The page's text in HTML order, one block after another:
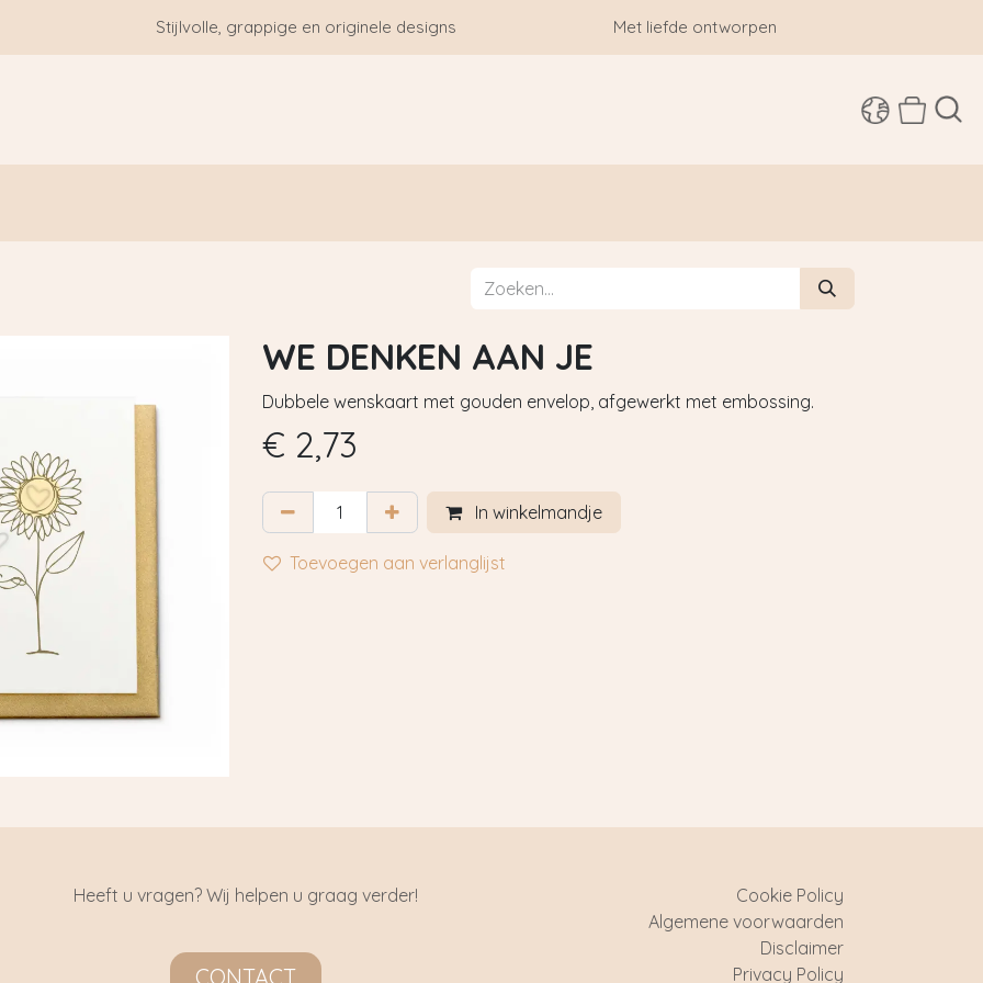
Stijlvolle, grappige en originele designs Met liefde ontworpen
WE DENKEN AAN JE
Dubbele wenskaart met gouden envelop, afgewerkt met embossing.
€ 2,73
In winkelmandje
Toevoegen aan verlanglijst
Heeft u vragen? Wij helpen u graag verder!
CONTACT
Cookie Policy
Algemene voorwaarden
Disclaimer
Privacy Policy